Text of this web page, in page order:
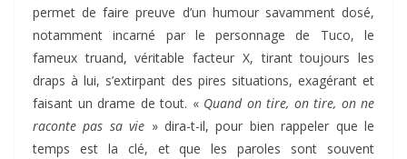
permet de faire preuve d’un humour savamment dosé,
notamment incarné par le personnage de Tuco, le
fameux truand, véritable facteur X, tirant toujours les
draps à lui, s’extirpant des pires situations, exagérant et
faisant un drame de tout. « Quand on tire, on tire, on ne
raconte pas sa vie » dira-t-il, pour bien rappeler que le
temps est la clé, et que les paroles sont souvent